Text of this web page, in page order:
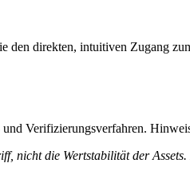
den direkten, intuitiven Zugang
Verifizierungsverfahren.
nicht die Wertstabilität der